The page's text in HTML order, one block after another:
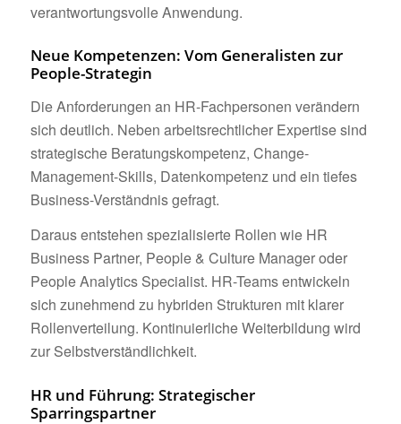
verantwortungsvolle Anwendung.
Neue Kompetenzen: Vom Generalisten zur
People-Strategin
Die Anforderungen an HR-Fachpersonen verändern
sich deutlich. Neben arbeitsrechtlicher Expertise sind
strategische Beratungskompetenz, Change-
Management-Skills, Datenkompetenz und ein tiefes
Business-Verständnis gefragt.
Daraus entstehen spezialisierte Rollen wie HR
Business Partner, People & Culture Manager oder
People Analytics Specialist. HR-Teams entwickeln
sich zunehmend zu hybriden Strukturen mit klarer
Rollenverteilung. Kontinuierliche Weiterbildung wird
zur Selbstverständlichkeit.
HR und Führung: Strategischer
Sparringspartner